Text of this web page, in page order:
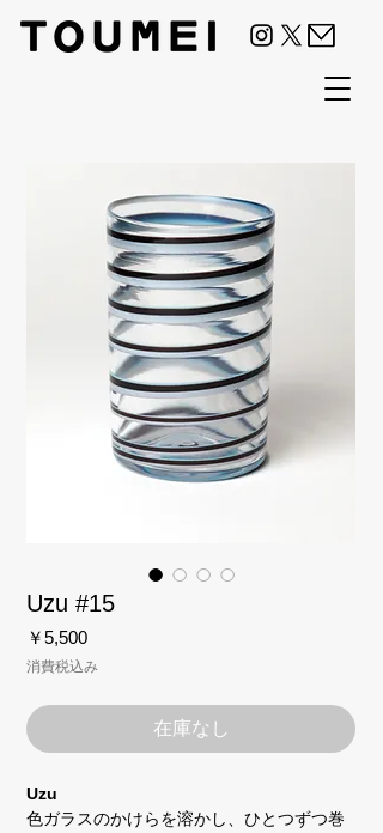
Uzu #15
￥5,500価
格
消費税込み
在庫なし
Uzu
色ガラスのかけらを溶かし、ひとつずつ巻